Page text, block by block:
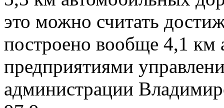
это можно считать
построено вообще 4,1 км
предприятиями
администрации